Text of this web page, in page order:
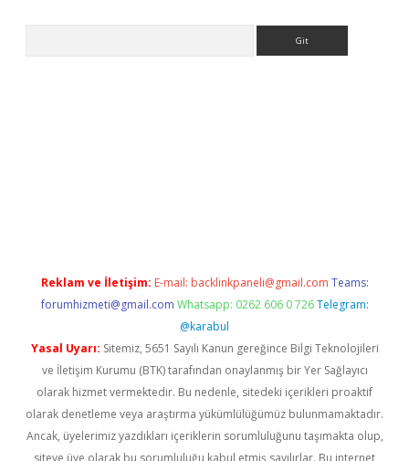
Reklam ve İletişim: E-mail: backlinkpaneli@gmail.com Teams:
forumhizmeti@gmail.com Whatsapp: 0262 606 0 726 Telegram:
@karabul
Yasal Uyarı: Sitemiz, 5651 Sayılı Kanun gereğince Bilgi Teknolojileri
ve İletişim Kurumu (BTK) tarafından onaylanmış bir Yer Sağlayıcı
olarak hizmet vermektedir. Bu nedenle, sitedeki içerikleri proaktif
olarak denetleme veya araştırma yükümlülüğümüz bulunmamaktadır.
Ancak, üyelerimiz yazdıkları içeriklerin sorumluluğunu taşımakta olup,
siteye üye olarak bu sorumluluğu kabul etmiş sayılırlar. Bu internet